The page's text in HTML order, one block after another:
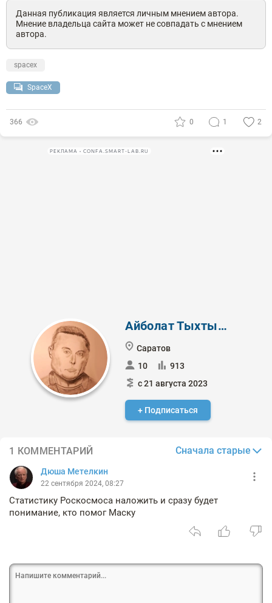
Данная публикация является личным мнением автора.
Мнение владельца сайта может не совпадать с мнением
автора.
spacex
SpaceX
366 0 1 2
РЕКЛАМА • CONFA.SMART-LAB.RU
Айболат Тыхтымов
Саратов
10
913
с 21 августа 2023
+ Подписаться
1 КОММЕНТАРИЙ Сначала старые
Дюша Метелкин
22 сентября 2024, 08:27
Статистику Роскосмоса наложить и сразу будет
понимание, кто помог Маску